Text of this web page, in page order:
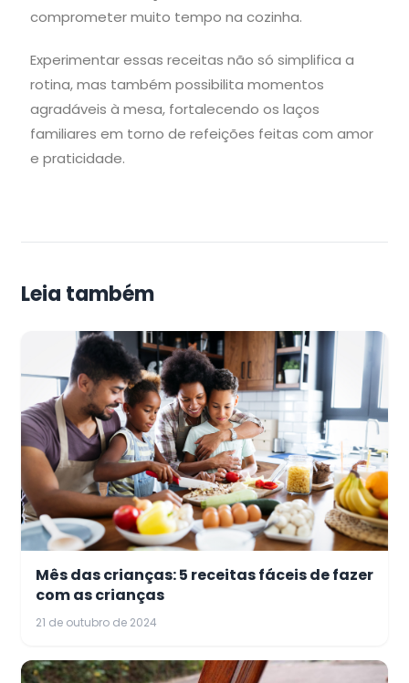
comprometer muito tempo na cozinha.
Experimentar essas receitas não só simplifica a
rotina, mas também possibilita momentos
agradáveis à mesa, fortalecendo os laços
familiares em torno de refeições feitas com amor
e praticidade.
Leia também
Mês das crianças: 5 receitas fáceis de fazer
com as crianças
21 de outubro de 2024